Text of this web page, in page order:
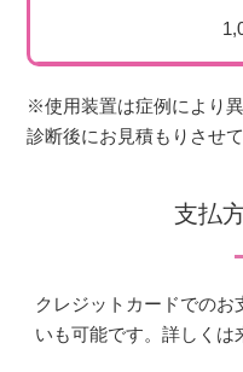
※使用装置は症例により
診断後にお見積もりさせ
支払
クレジットカードでの
いも可能です。詳しくは